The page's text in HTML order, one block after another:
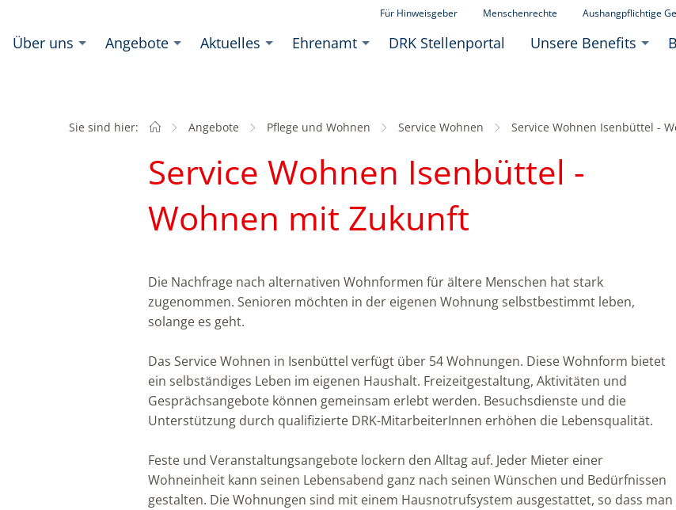
Für Hinweisgeber Menschenrechte Aushangpflichtige
Über uns Angebote Aktuelles Ehrenamt DRK Stellenportal Unsere Benefits
Sie sind hier: StartseiteAngebote Pflege und Wohnen Service Wohnen Aktuell:
Service Wohnen Isenbüttel -
Service Wohnen Isenbüttel -
Wohnen mit Zukunft
Die Nachfrage nach alternativen Wohnformen für ältere Menschen hat stark
zugenommen. Senioren möchten in der eigenen Wohnung selbstbestimmt leben,
solange es geht.
Das Service Wohnen in Isenbüttel verfügt über 54 Wohnungen. Diese Wohnform bietet
ein selbständiges Leben im eigenen Haushalt. Freizeitgestaltung, Aktivitäten und
Gesprächsangebote können gemeinsam erlebt werden. Besuchsdienste und die
Unterstützung durch qualifizierte DRK-MitarbeiterInnen erhöhen die Lebensqualität.
Feste und Veranstaltungsangebote lockern den Alltag auf. Jeder Mieter einer
Wohneinheit kann seinen Lebensabend ganz nach seinen Wünschen und Bedürfnissen
gestalten. Die Wohnungen sind mit einem Hausnotrufsystem ausgestattet, so dass man